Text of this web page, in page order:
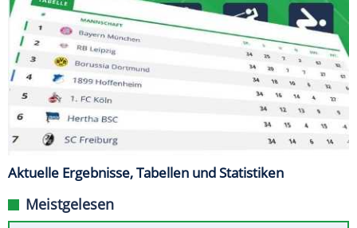
Aktuelle Ergebnisse, Tabellen und Statistiken
Meistgelesen